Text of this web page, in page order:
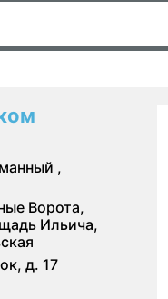
,
Ворота,
Ильича,
д. 17